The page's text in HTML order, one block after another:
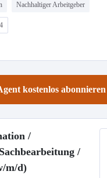
Nachhaltiger Arbeitgeber
4
kostenlos abonnieren
/
/
m/d)